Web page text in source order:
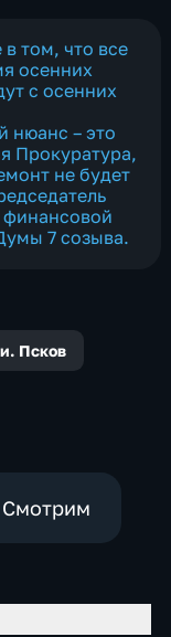
том, что все
осенних
с осенних
нюанс – это
Прокуратура,
не будет
7 созыва.
Псков
Смотрим